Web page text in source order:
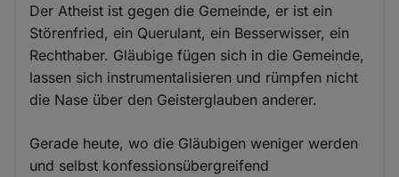
Der Atheist ist gegen die Gemeinde, er ist ein
Störenfried, ein Querulant, ein Besserwisser, ein
Rechthaber. Gläubige fügen sich in die Gemeinde,
lassen sich instrumentalisieren und rümpfen nicht
die Nase über den Geisterglauben anderer.
Gerade heute, wo die Gläubigen weniger werden
und selbst konfessionsübergreifend